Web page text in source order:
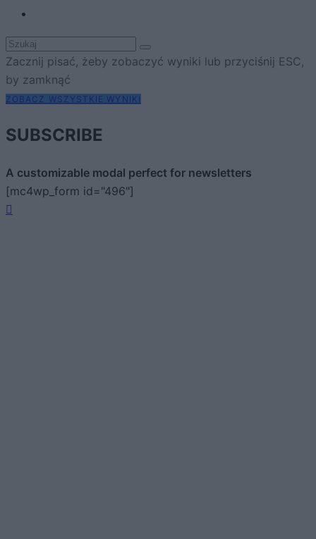
Zacznij pisać, żeby zobaczyć wyniki lub przyciśnij ESC,
by zamknąć
ZOBACZ WSZYSTKIE WYNIKI
SUBSCRIBE
A customizable modal perfect for newsletters
[mc4wp_form id="496"]